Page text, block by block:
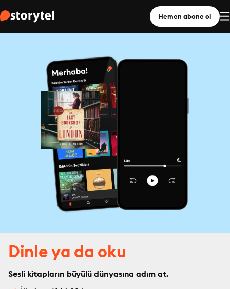
Hemen abone ol
Dinle ya da oku
Sesli kitapların büyülü dünyasına adım at.